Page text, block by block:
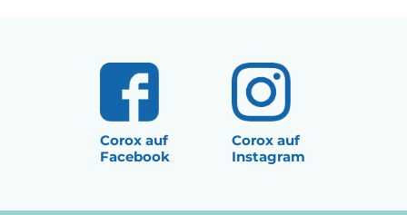
Corox auf
Facebook
Corox auf
Instagram